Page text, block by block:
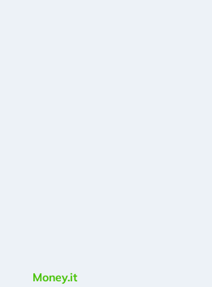
Money.it